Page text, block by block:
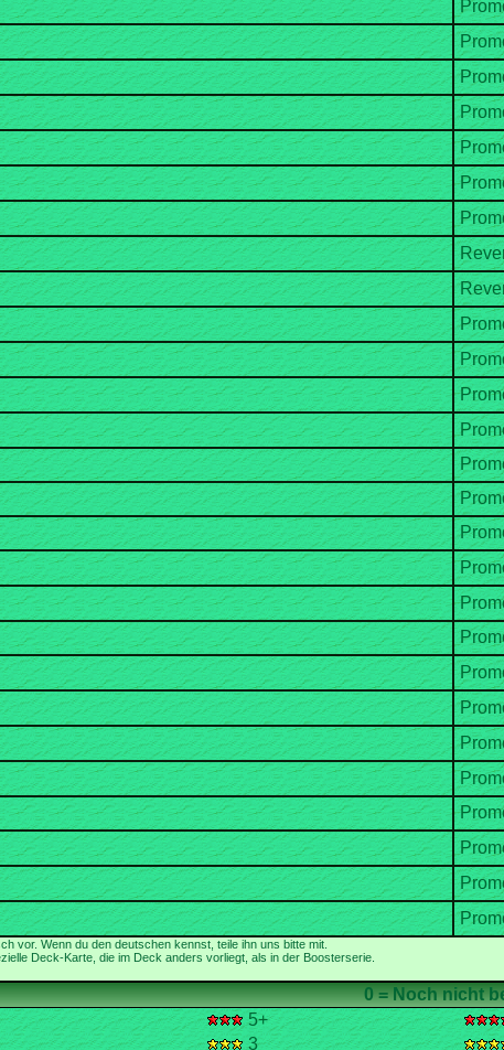
Deck-Karte, die im Deck anders vorliegt, als in der Boosterserie.
5+
3